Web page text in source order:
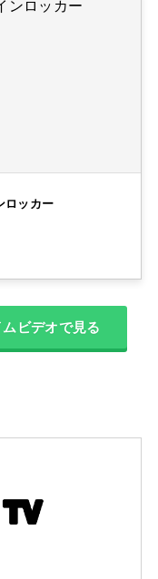
ロッカー
ビデオで見る